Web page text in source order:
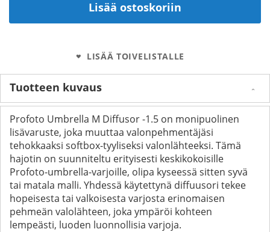
Lisää ostoskoriin
LISÄÄ TOIVELISTALLE
Tuotteen kuvaus
Profoto Umbrella M Diffusor -1.5 on monipuolinen
lisävaruste, joka muuttaa valonpehmentäjäsi
tehokkaaksi softbox-tyyliseksi valonlähteeksi. Tämä
hajotin on suunniteltu erityisesti keskikokoisille
Profoto-umbrella-varjoille, olipa kyseessä sitten syvä
tai matala malli. Yhdessä käytettynä diffuusori tekee
hopeisesta tai valkoisesta varjosta erinomaisen
pehmeän valolähteen, joka ympäröi kohteen
lempeästi, luoden luonnollisia varjoja.